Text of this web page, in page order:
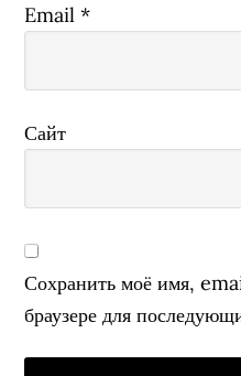
Email*
Сайт
Сохранить моё имя,
браузере для